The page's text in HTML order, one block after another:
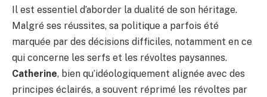
Il est essentiel d’aborder la dualité de son héritage.
Malgré ses réussites, sa politique a parfois été
marquée par des décisions difficiles, notamment en ce
qui concerne les serfs et les révoltes paysannes.
Catherine, bien qu’idéologiquement alignée avec des
principes éclairés, a souvent réprimé les révoltes par